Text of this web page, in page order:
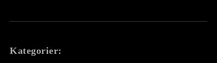
Kategorier: